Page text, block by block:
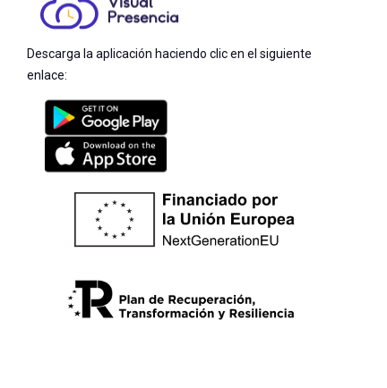
Descarga la aplicación haciendo clic en el siguiente
enlace: